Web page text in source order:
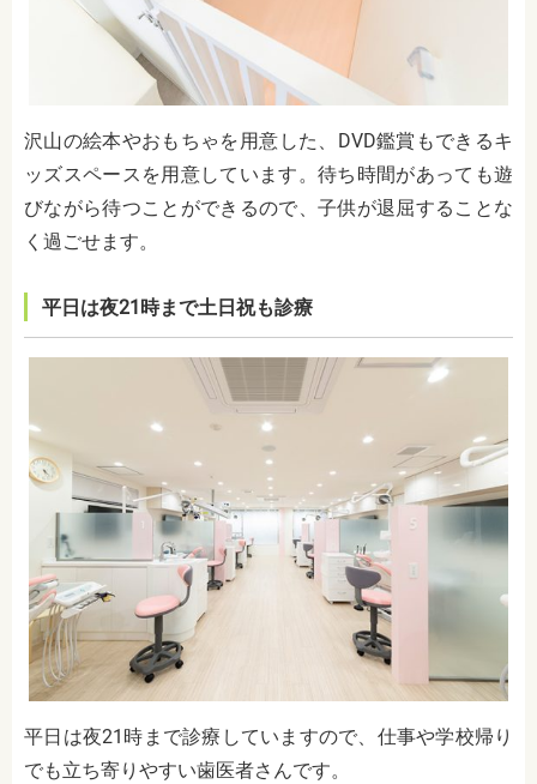
沢山の絵本やおもちゃを用意した、DVD鑑賞もできるキ
ッズスペースを用意しています。待ち時間があっても遊
びながら待つことができるので、子供が退屈することな
く過ごせます。
平日は夜21時まで土日祝も診療
平日は夜21時まで診療していますので、仕事や学校帰り
でも立ち寄りやすい歯医者さんです。